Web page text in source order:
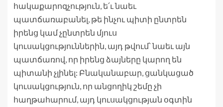
հակաքարոզչություն, ե՛ւ նաեւ
պատճառաբանել, թե ինչու պիտի ընտրեն
իրենց կամ չընտրեն մյուս
կուսակցություններին, այդ թվում՝ նաեւ այն
պատճառով, որ իրենց ձայները կարող են
պիտանի չլինել: Բնականաբար, ցանկացած
կուսակցություն, որ անցողիկ շեմը չի
հաղթահարում, այդ կուսակցության օգտին